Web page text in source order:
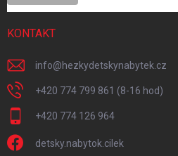
KONTAKT
info@hezkydetskynabytek.cz
+420 774 799 861 (8-16 hod)
+420 774 126 964
detsky.nabytok.cilek